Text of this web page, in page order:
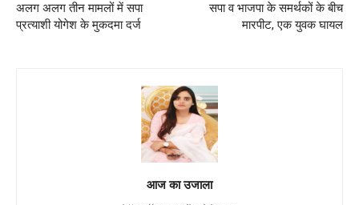
अलग अलग तीन मामलों में सपा
प्रत्याशी योगेश के मुकदमा दर्ज
सपा व भाजपा के समर्थकों के बीच
मारपीट, एक युवक घायल
आज का उजाला